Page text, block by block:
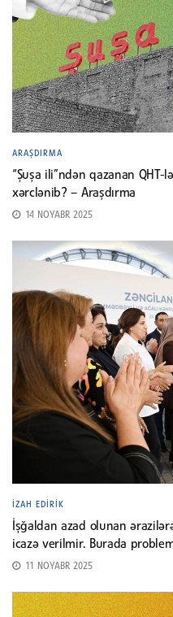
ARAŞDIRMA
“Şuşa ili”ndən qazanan
xərclənib? – Araşdırma
14 NOYABR 2025
İZAH EDIRIK
İşğaldan azad olunan
icazə verilmir. Burada
11 NOYABR 2025